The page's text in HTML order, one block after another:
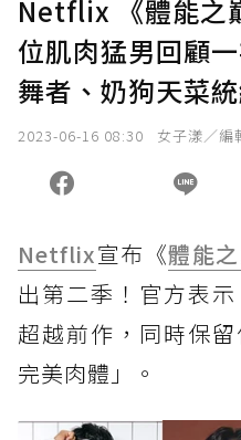
Netflix 《體能之
位肌肉猛男回顧
舞者、奶狗天菜
2023-06-16 08:30 女子漾／編
Netflix宣布《體能
出第二季！官方表
超越前作，同時保
完美肉體」。